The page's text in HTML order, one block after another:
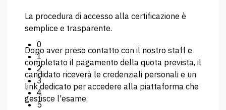
0
1
2
3
4
5
La procedura di accesso alla certificazione è
semplice e trasparente.
Dopo aver preso contatto con il nostro staff e
completato il pagamento della quota prevista, il
candidato riceverà le credenziali personali e un
link dedicato per accedere alla piattaforma che
gestisce l'esame.